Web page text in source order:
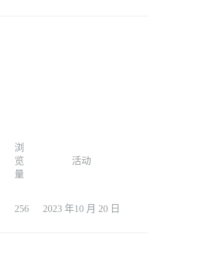
浏
览
量
活动
256 2023 年10 月 20 日